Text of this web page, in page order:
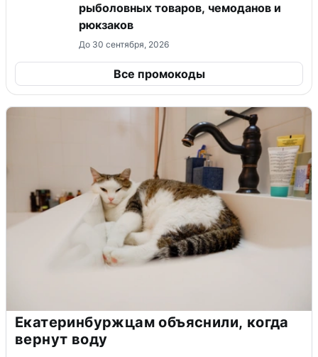
рыболовных товаров, чемоданов и
рюкзаков
До 30 сентября, 2026
Все промокоды
Екатеринбуржцам объяснили, когда
вернут воду